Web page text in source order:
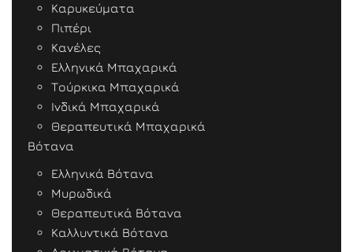
Καρυκεύματα
Πιπέρι
Κανέλες
Ελληνικά Μπαχαρικά
Τούρκικα Μπαχαρικά
Ινδικά Μπαχαρικά
Θεραπευτικά Μπαχαρικά
Βότανα
Ελληνικά Βότανα
Μυρωδικά
Θεραπευτικά Βότανα
Καλλυντικά Βότανα